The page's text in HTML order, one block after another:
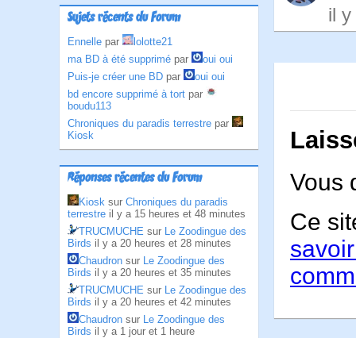
Sujets récents du Forum
Ennelle par
lolotte21
ma BD à été supprimé par
oui oui
Puis-je créer une BD par
oui oui
bd encore supprimé à tort par
boudu113
Chroniques du paradis terrestre par
Kiosk
Réponses récentes du Forum
Kiosk sur Chroniques du paradis
terrestre il y a 15 heures et 48 minutes
TRUCMUCHE sur Le Zoodingue des
Birds il y a 20 heures et 28 minutes
Chaudron sur Le Zoodingue des
Birds il y a 20 heures et 35 minutes
TRUCMUCHE sur Le Zoodingue des
Birds il y a 20 heures et 42 minutes
Chaudron sur Le Zoodingue des
Birds il y a 1 jour et 1 heure
il
Vous
Ce